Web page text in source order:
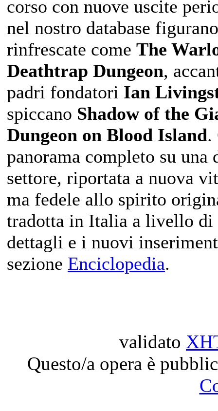
corso con nuove uscite
nel nostro database
rinfrescate come The
Deathtrap Dungeon,
padri fondatori Ian
spiccano Shadow of the
Dungeon on Blood Island.
panorama completo su
settore, riportata a nuova
ma fedele allo spirito
tradotta in Italia a livello
dettagli e i nuovi
sezione Enciclopedia.
validato
Questo/a opera è